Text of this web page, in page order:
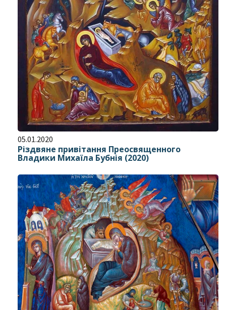
05.01.2020
Різдвяне привітання Преосвященного
Владики Михаїла Бубнія (2020)